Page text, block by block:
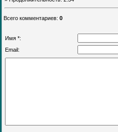
Всего комментариев: 0
Имя *:
Email: